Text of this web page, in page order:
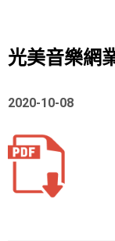
光美音樂網
2020-10-08